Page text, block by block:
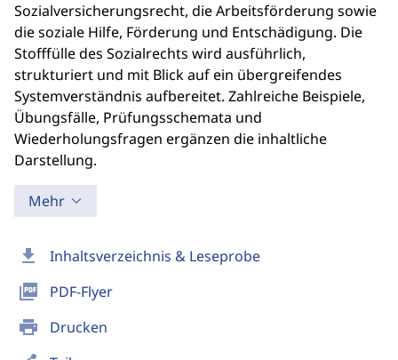
download Inhaltsverzeichnis & Leseprobe
picture_as_pdf PDF-Flyer
print Drucken
Sozialversicherungsrecht, die Arbeitsförderung sowie
die soziale Hilfe, Förderung und Entschädigung. Die
Stofffülle des Sozialrechts wird ausführlich,
strukturiert und mit Blick auf ein übergreifendes
Systemverständnis aufbereitet. Zahlreiche Beispiele,
Übungsfälle, Prüfungsschemata und
Wiederholungsfragen ergänzen die inhaltliche
Darstellung.
Mehr